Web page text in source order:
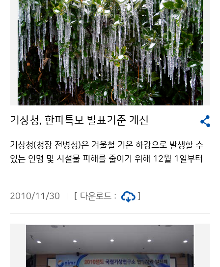
기상청, 한파특보 발표기준 개선
기상청(청장 전병성)은 겨울철 기온 하강으로 발생할 수
있는 인명 및 시설물 피해를 줄이기 위해 12월 1일부터
최저기온보다 10도가 낮아지면 한파주의보, 15도가 낮
초겨울이나 초봄에 찬 대륙고기압이 확장하여 기온이 급
격하게 떨어질 때 인체의 건강 및 농ㆍ수산 피해 예방에는
유용하였지만, 추위가 며칠간 지속될 경우에는 특보 발표
2010/11/30 [ 다운로드 :